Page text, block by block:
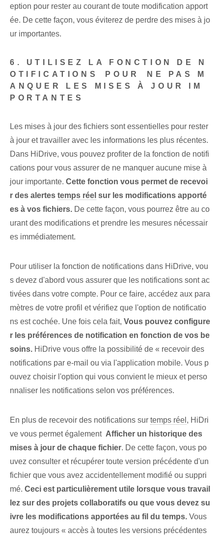
eption pour rester au courant de toute modification apport
ée. De cette façon, vous éviterez de perdre des mises à jo
ur importantes.
6. UTILISEZ LA FONCTION DE N
OTIFICATIONS⁢ POUR⁣ NE PAS M
ANQUER LES MISES À JOUR IM
PORTANTES
Les mises à jour des fichiers sont essentielles pour rester⁢
à jour et travailler avec les informations les plus récentes⁢.
Dans HiDrive, vous pouvez profiter de la fonction de notifi
cations‌ pour vous assurer de ne manquer aucune mise à
jour importante. Cette ‌fonction‍ vous permet de recevoi
r des alertes temps réel sur les modifications apporté
es⁤ à⁢ vos ‌fichiers. De cette façon, vous pourrez être au co
urant des modifications et prendre les mesures nécessair
es immédiatement.
Pour utiliser la fonction de notifications dans HiDrive, vou
s devez d'abord vous assurer que les notifications sont ac
tivées dans votre compte. Pour ce faire, accédez aux para
mètres de votre profil et vérifiez que l'option de notificatio
ns est cochée. Une fois cela fait, Vous pouvez configure
r les préférences de notification en fonction de vos be
soins. HiDrive ⁤vous offre la possibilité de « recevoir des
notifications⁣ par e-mail ou via l'application mobile. Vous p
ouvez choisir l'option qui vous convient le mieux et perso
nnaliser les notifications selon ⁢vos⁤ préférences.
En plus de recevoir des notifications sur temps réel ,⁣ HiDri
ve ‌vous permet également ⁢ Afficher un historique des
mises à jour de chaque fichier. De cette façon, vous po
uvez consulter et récupérer toute version précédente d'un
fichier que vous avez accidentellement modifié ou suppri
mé. Ceci est particulièrement utile lorsque vous travail
lez sur des projets collaboratifs ou que vous devez su
ivre les modifications apportées au fil du temps. Vous
aurez toujours « accès à toutes les versions précédentes